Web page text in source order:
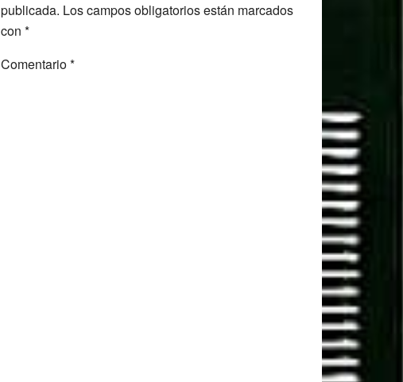
publicada. Los campos obligatorios están marcados
con *
Comentario*